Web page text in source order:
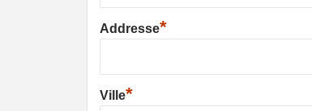
Addresse*
Ville*